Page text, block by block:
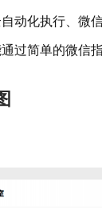
动化执行、微
过简单的微信